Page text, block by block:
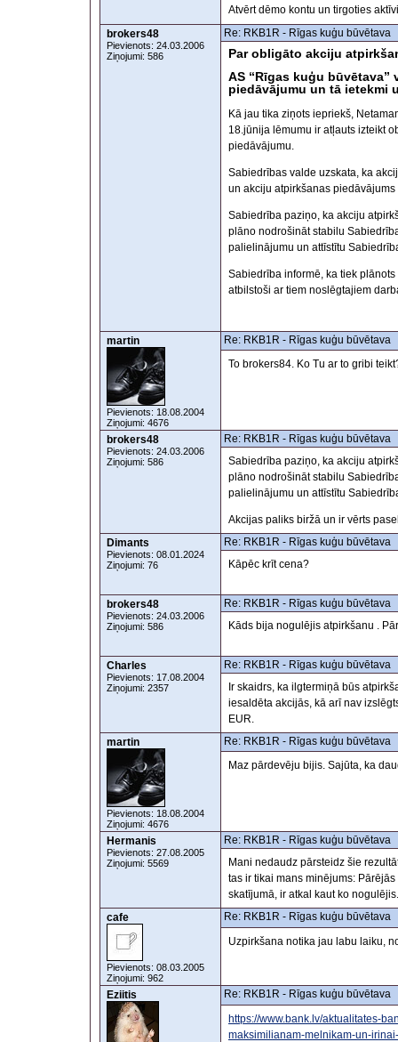
Atvērt dēmo kontu un tirgoties
brokers48
Pievienots: 24.03.2006
Ziņojumi: 586
Re: RKB1R - Rīgas kuģu būvētava
Par obligāto akciju
AS “Rīgas kuģu
piedāvājumu un tā ietekmi
Kā jau tika ziņots iepriekš,
18.jūnija lēmumu ir atļauts izteikt
piedāvājumu.
Sabiedrības valde uzskata, ka
un akciju atpirkšanas
Sabiedrība paziņo, ka akciju
plāno nodrošināt stabilu
palielinājumu un attīstītu
Sabiedrība informē, ka tiek
atbilstoši ar tiem noslēgtajiem
martin
Pievienots: 18.08.2004
Ziņojumi: 4676
Re: RKB1R - Rīgas kuģu būvētava
To brokers84. Ko Tu ar to gribi
brokers48
Pievienots: 24.03.2006
Ziņojumi: 586
Re: RKB1R - Rīgas kuģu būvētava
Sabiedrība paziņo, ka akciju
plāno nodrošināt stabilu
palielinājumu un attīstītu
Akcijas paliks biržā un ir vērts
Dimants
Pievienots: 08.01.2024
Ziņojumi: 76
Re: RKB1R - Rīgas kuģu būvētava
Kāpēc krīt cena?
brokers48
Pievienots: 24.03.2006
Ziņojumi: 586
Re: RKB1R - Rīgas kuģu būvētava
Kāds bija nogulējis atpirkšanu .
Charles
Pievienots: 17.08.2004
Ziņojumi: 2357
Re: RKB1R - Rīgas kuģu būvētava
Ir skaidrs, ka ilgtermiņā būs
iesaldēta akcijās, kā arī nav
EUR.
martin
Pievienots: 18.08.2004
Ziņojumi: 4676
Re: RKB1R - Rīgas kuģu būvētava
Maz pārdevēju bijis. Sajūta, ka
Hermanis
Pievienots: 27.08.2005
Ziņojumi: 5569
Re: RKB1R - Rīgas kuģu būvētava
Mani nedaudz pārsteidz šie
tas ir tikai mans minējums:
skatījumā, ir atkal kaut ko nogulējis.
cafe
Pievienots: 08.03.2005
Ziņojumi: 962
Re: RKB1R - Rīgas kuģu būvētava
Uzpirkšana notika jau labu laiku,
Eziitis
Re: RKB1R - Rīgas kuģu būvētava
https://www.bank.lv/aktualitates-
maksimilianam-melnikam-un-